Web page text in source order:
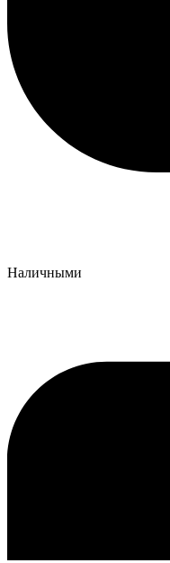
Наличными